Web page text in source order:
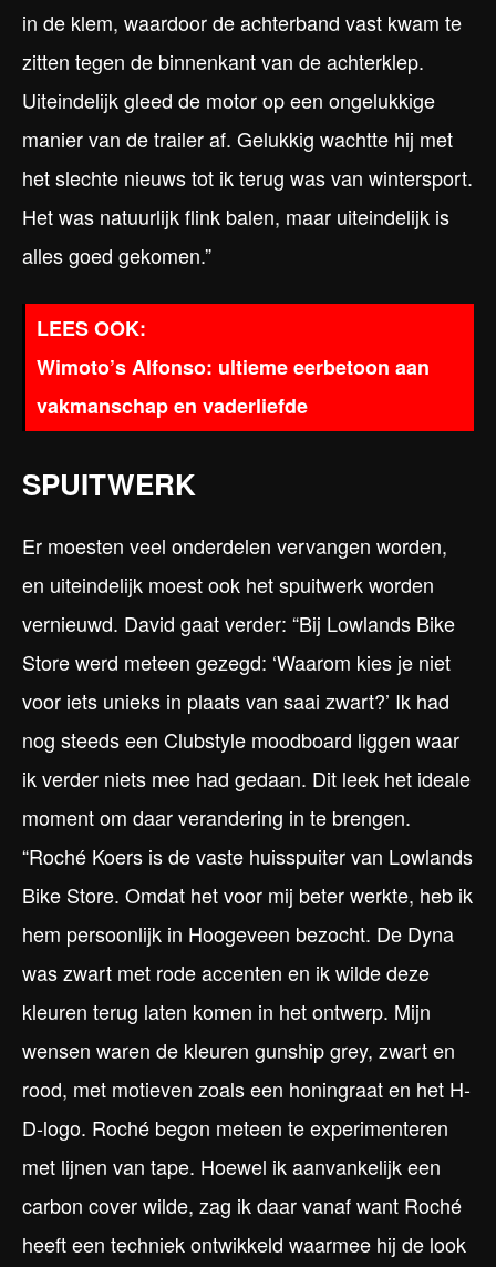
in de klem, waardoor de achterband vast kwam te
zitten tegen de binnenkant van de achterklep.
Uiteindelijk gleed de motor op een ongelukkige
manier van de trailer af. Gelukkig wachtte hij met
het slechte nieuws tot ik terug was van wintersport.
Het was natuurlijk flink balen, maar uiteindelijk is
alles goed gekomen.”
Wimoto’s Alfonso: ultieme eerbetoon aan
vakmanschap en vaderliefde
SPUITWERK
Er moesten veel onderdelen vervangen worden,
en uiteindelijk moest ook het spuitwerk worden
vernieuwd. David gaat verder: “Bij Lowlands Bike
Store werd meteen gezegd: ‘Waarom kies je niet
voor iets unieks in plaats van saai zwart?’ Ik had
nog steeds een Clubstyle moodboard liggen waar
ik verder niets mee had gedaan. Dit leek het ideale
moment om daar verandering in te brengen.
“Roché Koers is de vaste huisspuiter van Lowlands
Bike Store. Omdat het voor mij beter werkte, heb ik
hem persoonlijk in Hoogeveen bezocht. De Dyna
was zwart met rode accenten en ik wilde deze
kleuren terug laten komen in het ontwerp. Mijn
wensen waren de kleuren gunship grey, zwart en
rood, met motieven zoals een honingraat en het H-
D-logo. Roché begon meteen te experimenteren
met lijnen van tape. Hoewel ik aanvankelijk een
carbon cover wilde, zag ik daar vanaf want Roché
heeft een techniek ontwikkeld waarmee hij de look